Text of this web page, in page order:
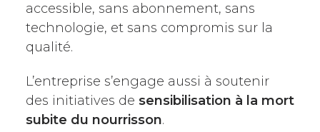
accessible, sans abonnement, sans
technologie, et sans compromis sur la
qualité.
L’entreprise s’engage aussi à soutenir
des initiatives de sensibilisation à la mort
subite du nourrisson.